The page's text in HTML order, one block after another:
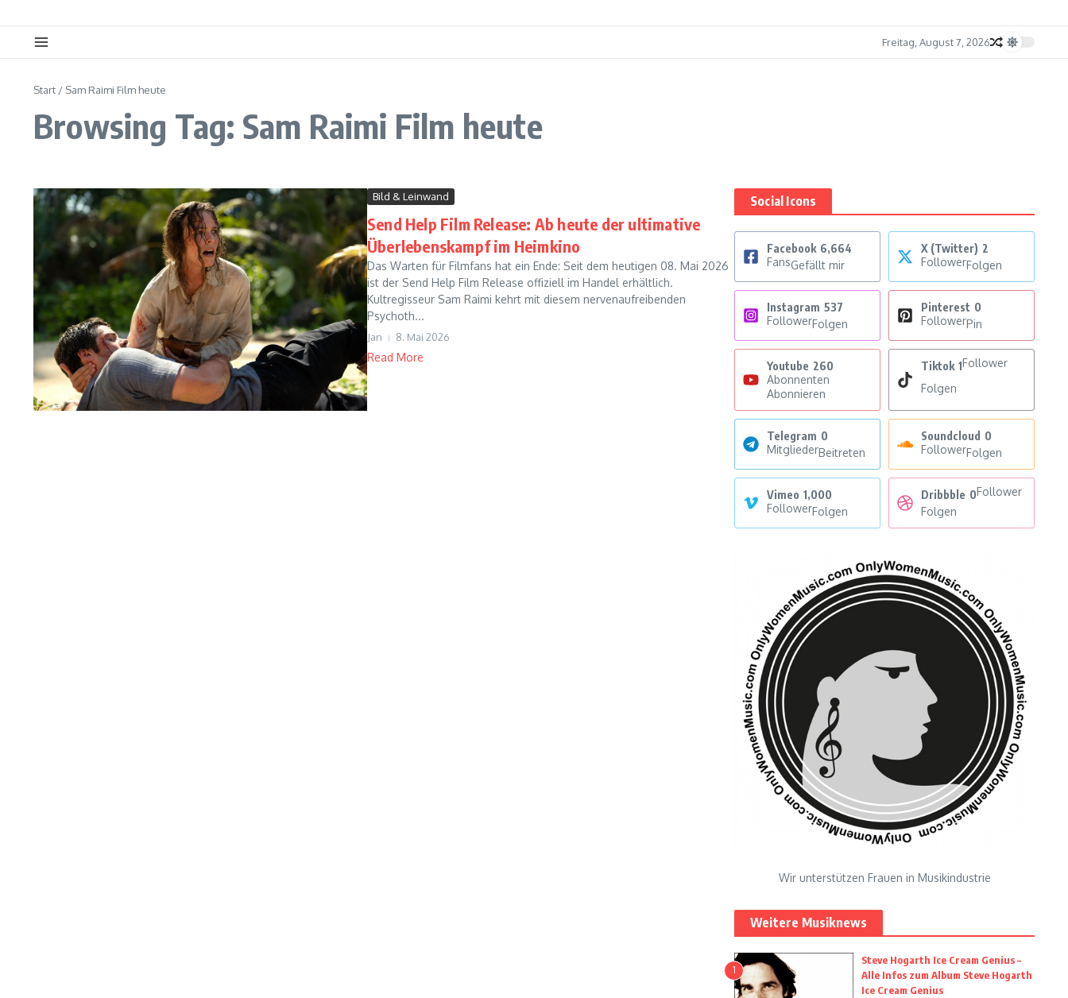
Freitag, August 7, 2026
Start / Sam Raimi Film heute
Browsing Tag: Sam Raimi Film heute
Bild & Leinwand
Send Help Film Release: Ab heute der ultimative
Überlebenskampf im Heimkino
Das Warten für Filmfans hat ein Ende: Seit dem heutigen 08. Mai 2026
ist der Send Help Film Release offiziell im Handel erhältlich.
Kultregisseur Sam Raimi kehrt mit diesem nervenaufreibenden
Psychoth...
Jan 8. Mai 2026
Read More
Social Icons
Facebook 6,664
FansGefällt mir
X (Twitter) 2
FollowerFolgen
Instagram 537
FollowerFolgen
Pinterest 0
FollowerPin
Youtube 260
Abonnenten
Abonnieren
Tiktok 1Follower
Folgen
Telegram 0
MitgliederBeitreten
Soundcloud 0
FollowerFolgen
Vimeo 1,000
FollowerFolgen
Dribbble 0Follower
Folgen
Wir unterstützen Frauen in Musikindustrie
Weitere Musiknews
1
Steve Hogarth Ice Cream Genius –
Alle Infos zum Album Steve Hogarth
Ice Cream Genius